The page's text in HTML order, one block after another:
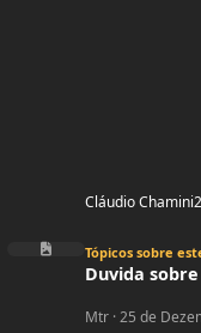
Cláudio Chamini
Duvida sobre gel de
Tópicos sobre
Duvida
Mtr·25 de